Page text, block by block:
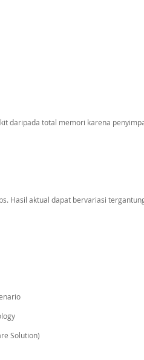
daripada total memori karena
Hasil aktual dapat bervariasi
Solution)